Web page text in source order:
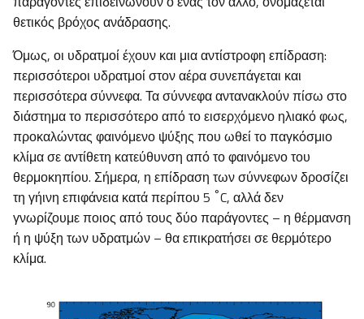
θετικός βρόχος ανάδρασης.
Όμως, οι υδρατμοί έχουν και μια αντίστροφη επίδραση:
περισσότεροι υδρατμοί στον αέρα συνεπάγεται και
περισσότερα σύννεφα. Τα σύννεφα αντανακλούν πίσω στο
διάστημα το περισσότερο από το εισερχόμενο ηλιακό φως,
προκαλώντας φαινόμενο ψύξης που ωθεί το παγκόσμιο
κλίμα σε αντίθετη κατεύθυνση από το φαινόμενο του
θερμοκηπίου. Σήμερα, η επίδραση των σύννεφων δροσίζει
τη γήινη επιφάνεια κατά περίπου 5 °C, αλλά δεν
γνωρίζουμε ποιος από τους δύο παράγοντες – η θέρμανση
ή η ψύξη των υδρατμών – θα επικρατήσει σε θερμότερο
κλίμα.